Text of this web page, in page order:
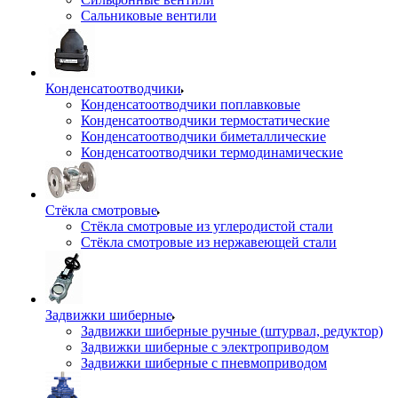
Сальниковые вентили
Конденсатоотводчики
Конденсатоотводчики поплавковые
Конденсатоотводчики термостатические
Конденсатоотводчики биметаллические
Конденсатоотводчики термодинамические
Стёкла смотровые
Стёкла смотровые из углеродистой стали
Стёкла смотровые из нержавеющей стали
Задвижки шиберные
Задвижки шиберные ручные (штурвал, редуктор)
Задвижки шиберные с электроприводом
Задвижки шиберные с пневмоприводом